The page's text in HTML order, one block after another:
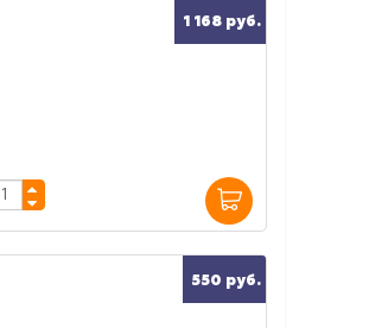
1 168 руб.
550 руб.